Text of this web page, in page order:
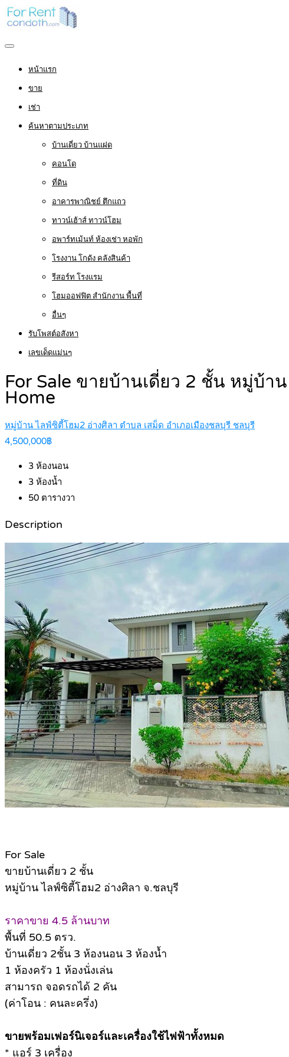
หน้าแรก
ขาย
เช่า
ค้นหาตามประเภท
บ้านเดี่ยว บ้านแฝด
คอนโด
ที่ดิน
อาคารพาณิชย์ ตึกแถว
ทาวน์เฮ้าส์ ทาวน์โฮม
อพาร์ทเม้นท์ ห้องเช่า หอพัก
โรงงาน โกดัง คลังสินค้า
รีสอร์ท โรงแรม
โฮมออฟฟิต สำนักงาน พื้นที่
อื่นๆ
รับโพสต์อสังหา
เลขเด็ดแม่นๆ
For Sale ขายบ้านเดี่ยว 2 ชั้น หมู่บ้
Home
หมู่บ้าน ไลฟ์ซิตี้โฮม2 อ่างศิลา ตำบล เสม็ด อำเภอเมืองชลบุรี ชลบุรี
4,500,000฿
3 ห้องนอน
3 ห้องน้ำ
50 ตารางวา
Description
For Sale
ขายบ้านเดี่ยว 2 ชั้น
หมู่บ้าน ไลฟ์ซิตี้โฮม2 อ่างศิลา จ.ชลบุรี
ราคาขาย 4.5 ล้านบาท
พื้นที่ 50.5 ตรว.
บ้านเดี่ยว 2ชั้น 3 ห้องนอน 3 ห้องน้ำ
1 ห้องครัว 1 ห้องนั่งเล่น
สามารถ จอดรถได้ 2 คัน
(ค่าโอน : คนละครึ่ง)
ขายพร้อมเฟอร์นิเจอร์และเครื่องใช้ไฟฟ้าทั้งหมด
* แอร์ 3 เครื่อง